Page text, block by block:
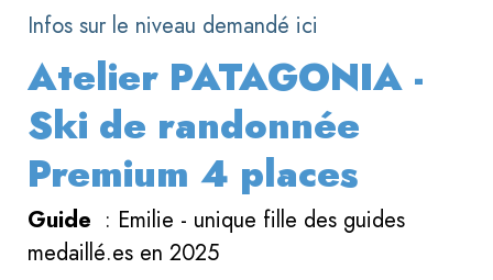
Infos sur le niveau demandé ici
Atelier PATAGONIA -
Ski de randonnée
Premium 4 places
Guide : Emilie - unique fille des guides
medaillé.es en 2025